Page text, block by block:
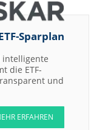
Sparplan
intelligente
die ETF-
und
ERFAHREN